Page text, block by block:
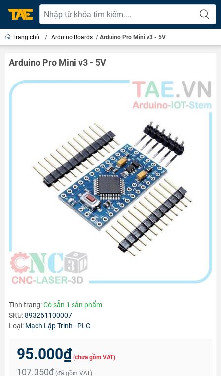
Trang chủ / Arduino Boards / Arduino Pro Mini v3 - 5V
Arduino Pro Mini v3 - 5V
Tình trạng:Có sẵn 1 sản phẩm
SKU:893261100007
Loại: Mạch Lập Trình - PLC
95.000₫ (chưa gồm VAT)
107.350₫ (đã gồm VAT)